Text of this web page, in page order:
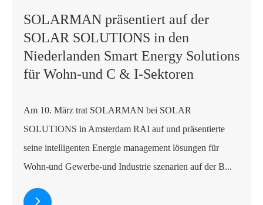
SOLARMAN präsentiert auf der
SOLAR SOLUTIONS in den
Niederlanden Smart Energy Solutions
für Wohn-und C & I-Sektoren
Am 10. März trat SOLARMAN bei SOLAR
SOLUTIONS in Amsterdam RAI auf und präsentierte
seine intelligenten Energie management lösungen für
Wohn-und Gewerbe-und Industrie szenarien auf der B...